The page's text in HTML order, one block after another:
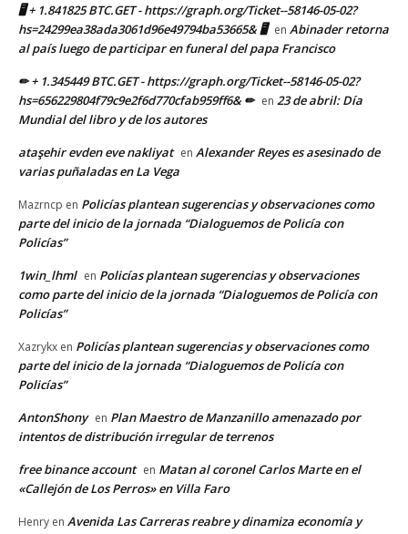
🖥 + 1.841825 BTC.GET - https://graph.org/Ticket--58146-05-02?
hs=24299ea38ada3061d96e49794ba53665& 🖥 en Abinader retorna
al país luego de participar en funeral del papa Francisco
✏ + 1.345449 BTC.GET - https://graph.org/Ticket--58146-05-02?
hs=656229804f79c9e2f6d770cfab959ff6& ✏ en 23 de abril: Día
Mundial del libro y de los autores
ataşehir evden eve nakliyat en Alexander Reyes es asesinado de
varias puñaladas en La Vega
Mazrncp en Policías plantean sugerencias y observaciones como
parte del inicio de la jornada “Dialoguemos de Policía con
Policías”
1win_lhml en Policías plantean sugerencias y observaciones
como parte del inicio de la jornada “Dialoguemos de Policía con
Policías”
Xazrykx en Policías plantean sugerencias y observaciones como
parte del inicio de la jornada “Dialoguemos de Policía con
Policías”
AntonShony en Plan Maestro de Manzanillo amenazado por
intentos de distribución irregular de terrenos
free binance account en Matan al coronel Carlos Marte en el
«Callejón de Los Perros» en Villa Faro
Henry en Avenida Las Carreras reabre y dinamiza economía y